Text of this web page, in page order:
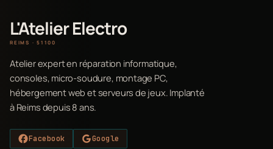
L'Atelier Electro
REIMS · 51100
Atelier expert en réparation informatique,
consoles, micro-soudure, montage PC,
hébergement web et serveurs de jeux. Implanté
à Reims depuis 8 ans.
Facebook Google